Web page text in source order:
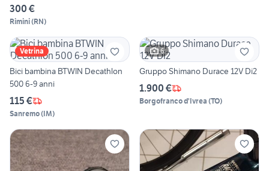
300 €
Rimini(RN)
Vetrina
Bici bambina BTWIN Decathlon
500 6-9 anni
115 €
Sanremo(IM)
6
Gruppo Shimano Durace 12V Di2
1.900 €
Borgofranco d'Ivrea (TO)